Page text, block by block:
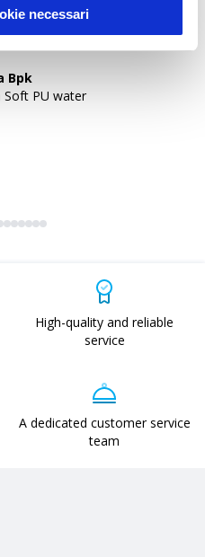
necessari
Bpk
Soft PU water
High-quality and reliable
service
A dedicated customer service
team